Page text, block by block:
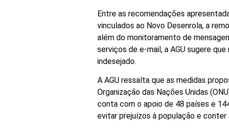
Entre as recomendações
vinculados ao Novo Desenrola, a
além do monitoramento de
serviços de e-mail, a AGU sugere
indesejado.
A AGU ressalta que as medidas
Organização das Nações Unidas
conta com o apoio de 48 países e
evitar prejuízos à população e